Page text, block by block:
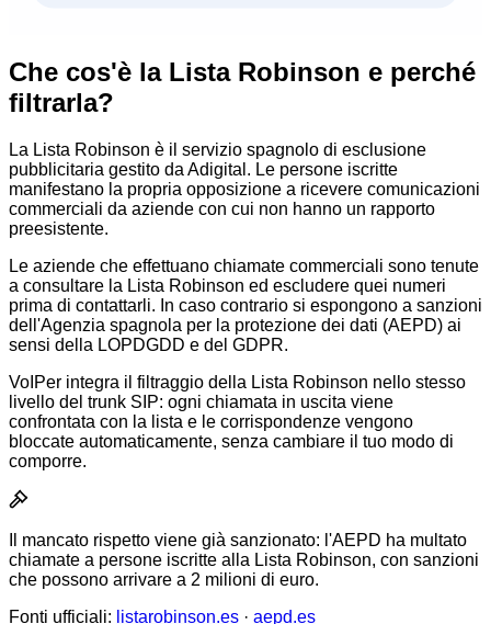
Che cos'è la Lista Robinson e perché
filtrarla?
La Lista Robinson è il servizio spagnolo di esclusione
pubblicitaria gestito da Adigital. Le persone iscritte
manifestano la propria opposizione a ricevere comunicazioni
commerciali da aziende con cui non hanno un rapporto
preesistente.
Le aziende che effettuano chiamate commerciali sono tenute
a consultare la Lista Robinson ed escludere quei numeri
prima di contattarli. In caso contrario si espongono a sanzioni
dell'Agenzia spagnola per la protezione dei dati (AEPD) ai
sensi della LOPDGDD e del GDPR.
VoIPer integra il filtraggio della Lista Robinson nello stesso
livello del trunk SIP: ogni chiamata in uscita viene
confrontata con la lista e le corrispondenze vengono
bloccate automaticamente, senza cambiare il tuo modo di
comporre.
Il mancato rispetto viene già sanzionato: l'AEPD ha multato
chiamate a persone iscritte alla Lista Robinson, con sanzioni
che possono arrivare a 2 milioni di euro.
Fonti ufficiali: listarobinson.es · aepd.es